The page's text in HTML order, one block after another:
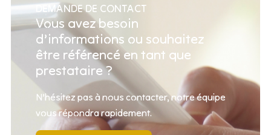
DEMANDE DE CONTACT
Vous avez besoin
d’informations ou souhaitez
être référencé en tant que
prestataire ?
N’hésitez pas à nous contacter, notre équipe
vous répondra rapidement.